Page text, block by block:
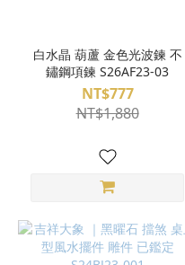
白水晶 葫蘆 金色光波鍊 不
鏽鋼項鍊 S26AF23-03
NT$777
NT$1,880